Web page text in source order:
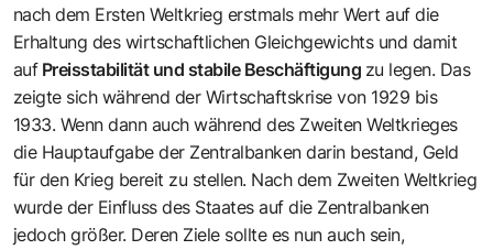
nach dem Ersten Weltkrieg erstmals mehr Wert auf die
Erhaltung des wirtschaftlichen Gleichgewichts und damit
aufPreisstabilität und stabile Beschäftigung zu legen. Das
zeigte sich während der Wirtschaftskrise von 1929 bis
1933. Wenn dann auch während des Zweiten Weltkrieges
die Hauptaufgabe der Zentralbanken darin bestand, Geld
für den Krieg bereit zu stellen. Nach dem Zweiten Weltkrieg
wurde der Einfluss des Staates auf die Zentralbanken
jedoch größer. Deren Ziele sollte es nun auch sein,